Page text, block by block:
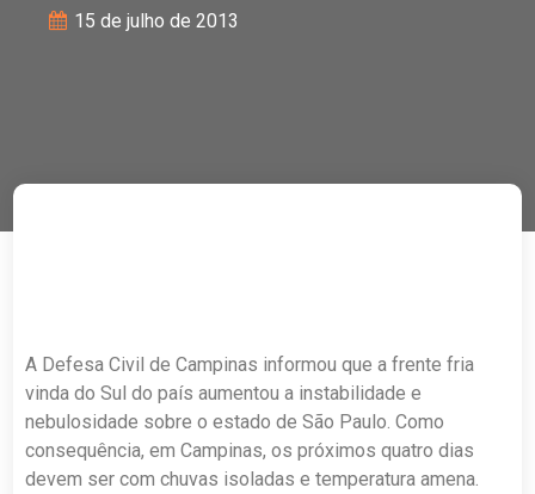
15 de julho de 2013
A Defesa Civil de Campinas informou que a frente fria
vinda do Sul do país aumentou a instabilidade e
nebulosidade sobre o estado de São Paulo. Como
consequência, em Campinas, os próximos quatro dias
devem ser com chuvas isoladas e temperatura amena.